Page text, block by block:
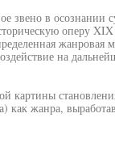
звено в осознании
оперу XIX
жанровая
на
картины
как жанра,